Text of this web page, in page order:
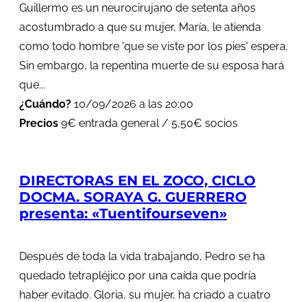
Guillermo es un neurocirujano de setenta años
acostumbrado a que su mujer, María, le atienda
como todo hombre 'que se viste por los pies' espera.
Sin embargo, la repentina muerte de su esposa hará
que...
¿Cuándo? 10/09/2026 a las 20:00
Precios 9€ entrada general / 5,50€ socios
DIRECTORAS EN EL ZOCO, CICLO
DOCMA. SORAYA G. GUERRERO
presenta: «Tuentifourseven»
Después de toda la vida trabajando, Pedro se ha
quedado tetrapléjico por una caída que podría
haber evitado. Gloria, su mujer, ha criado a cuatro